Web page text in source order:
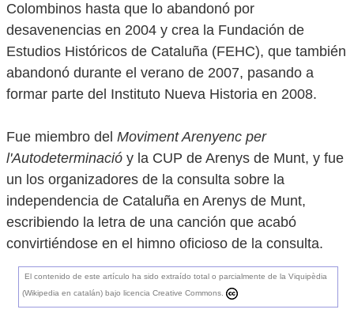
Colombinos hasta que lo abandonó por
desavenencias en 2004 y crea la Fundación de
Estudios Históricos de Cataluña (FEHC), que también
abandonó durante el verano de 2007, pasando a
formar parte del Instituto Nueva Historia en 2008.
Fue miembro del Moviment Arenyenc per
l'Autodeterminació y la CUP de Arenys de Munt, y fue
un los organizadores de la consulta sobre la
independencia de Cataluña en Arenys de Munt,
escribiendo la letra de una canción que acabó
convirtiéndose en el himno oficioso de la consulta.
El contenido de este artículo ha sido extraído total o parcialmente de la Viquipèdia
(Wikipedia en catalán) bajo licencia Creative Commons.